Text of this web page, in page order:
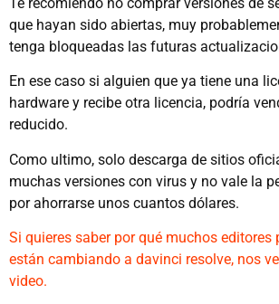
que hayan sido abiertas, muy
tenga bloqueadas las futuras
En ese caso si alguien que ya tiene una
hardware y recibe otra licencia, podría
reducido.
Como ultimo, solo descarga de sitios
muchas versiones con virus y no vale la
por ahorrarse unos cuantos dólares.
Si quieres saber por qué muchos editores
están cambiando a davinci resolve, nos
video.